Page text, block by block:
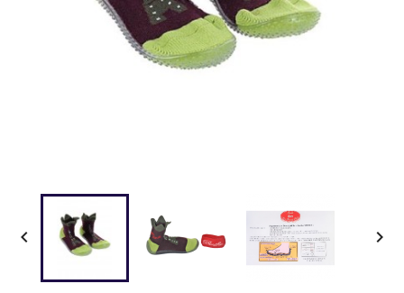
 